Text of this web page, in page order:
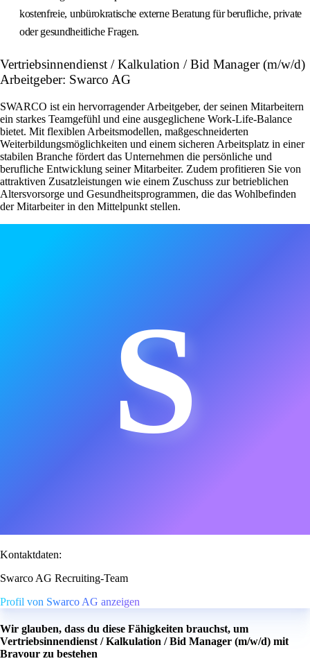
kostenfreie, unbürokratische externe Beratung für berufliche, private
oder gesundheitliche Fragen.
Vertriebsinnendienst / Kalkulation / Bid Manager (m/w/d)
Arbeitgeber: Swarco AG
SWARCO ist ein hervorragender Arbeitgeber, der seinen Mitarbeitern
ein starkes Teamgefühl und eine ausgeglichene Work-Life-Balance
bietet. Mit flexiblen Arbeitsmodellen, maßgeschneiderten
Weiterbildungsmöglichkeiten und einem sicheren Arbeitsplatz in einer
stabilen Branche fördert das Unternehmen die persönliche und
berufliche Entwicklung seiner Mitarbeiter. Zudem profitieren Sie von
attraktiven Zusatzleistungen wie einem Zuschuss zur betrieblichen
Altersvorsorge und Gesundheitsprogrammen, die das Wohlbefinden
der Mitarbeiter in den Mittelpunkt stellen.
S
Kontaktdaten:
Swarco AG Recruiting-Team
Profil von Swarco AG anzeigen
Wir glauben, dass du diese Fähigkeiten brauchst, um
Vertriebsinnendienst / Kalkulation / Bid Manager (m/w/d) mit
Bravour zu bestehen